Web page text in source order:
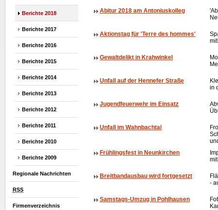
Berichte 2018
Berichte 2017
Berichte 2016
Berichte 2015
Berichte 2014
Berichte 2013
Berichte 2012
Berichte 2011
Berichte 2010
Berichte 2009
Regionale Nachrichten
RSS
Firmenverzeichnis
Abitur 2018 am Antoniuskolleg
Aktionstag für 'Terre des hommes'
Gewaltdelikt in Krahwinkel
Unfall auf der Hennefer Straße
in
Jugendfeuerwehr im Einsatz
Unfall im Wahnbachtal
Frühlingsfest in Neunkirchen
Breitbandausbau wird fortgesetzt
-
Samstags-Umzug in Pohlhausen